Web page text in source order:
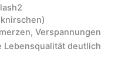
Verspannungen
Lebensqualität deutlich